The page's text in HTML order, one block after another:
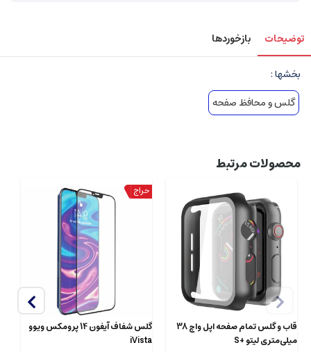
توضیحات بازخوردها
بخشها :
گلس و محافظ صفحه
محصولات مرتبط
قاب و گلس تمام صفحه اپل واچ 38
میلی‌متری لیتو +S
گلس شفاف آیفون 14 پرومکس ویوو
iVista